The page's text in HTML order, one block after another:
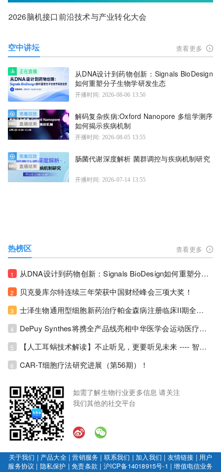
2026脑机接口前沿技术与产业转化大会
空中讲坛 查看更多
从DNA设计到药物创新：Signals BioDesign
如何重塑分子生物学研发生态
开播时间: 2026-08-06 13:50
解码复杂疾病:Oxford Nanopore 多组学测序
如何揭示疾病机制
开播时间: 2026-08-05 13:55
肠菌代谢深度解析 菌群调控与疾病机制研究
开播时间: 2026-07-14 13:55
热榜区 查看更多
1 从DNA设计到药物创新：Signals BioDesign如何重塑分子生物学研发生态！
2 贝克曼库尔特连续三年荣获中国财经峰会三项大奖！
3 士泽生物通用型细胞新药治疗帕金森病注册临床II期全部入组完成！
4 DePuy Synthes将携全产品线亮相中华医学会运动医疗分会大会，加码布局中国运动医学创新赛道！
5 【人工耳蜗技术解读】不止听见，更要听见未来 ---- 智能耳蜗，开启人工耳蜗技术新纪元！
6 CAR-T细胞疗法研究进展（第56期）！
如需了解生物行业更多信息 请关注
我们其他的社交平台
关于我们 | 产品大全|营销服务 | 联系我们 | 加入我们 | 友情链接 | 用户
服务协议 | 隐私保护 |免责条款 | 沪ICP备14018915号-1 |增值电信业务